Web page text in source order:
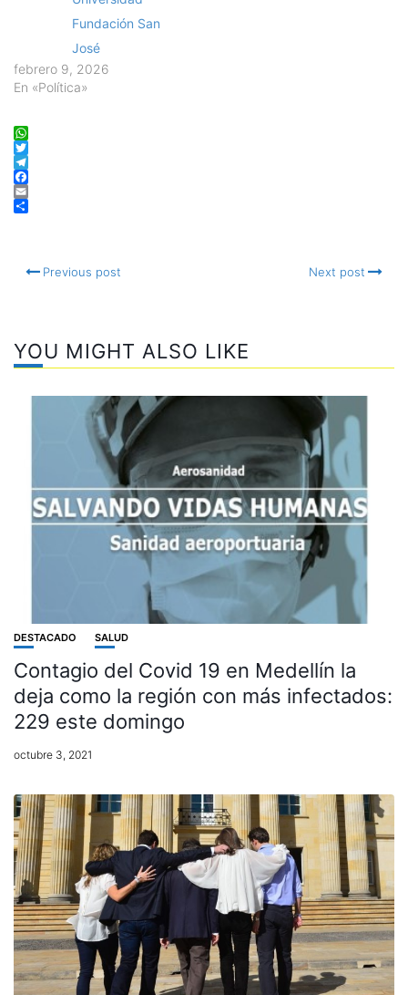
Fundación San
José
febrero 9, 2026
En «Política»
WhatsApp
Twitter
Telegram
Facebook
Email
Previous post Next post
YOU MIGHT ALSO LIKE
DESTACADO SALUD
Contagio del Covid 19 en Medellín la
deja como la región con más infectados:
229 este domingo
octubre 3, 2021